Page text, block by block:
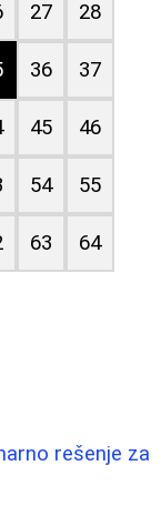
27 28
36 37
45 46
54 55
63 64
rešenje za